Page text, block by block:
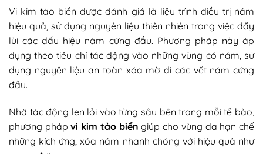
Vi kim tảo biển được đánh giá là liệu trình điều trị nám
hiệu quả, sử dụng nguyên liệu thiên nhiên trong việc đẩy
lùi các dấu hiệu nám cứng đầu. Phương pháp này áp
dụng theo tiêu chí tác động vào những vùng có nám, sử
dụng nguyên liệu an toàn xóa mờ đi các vết nám cứng
đầu.
Nhờ tác động len lỏi vào từng sâu bên trong mỗi tế bào,
phương phápvi kim tảo biển giúp cho vùng da hạn chế
những kích ứng, xóa nám nhanh chóng với hiệu quả như